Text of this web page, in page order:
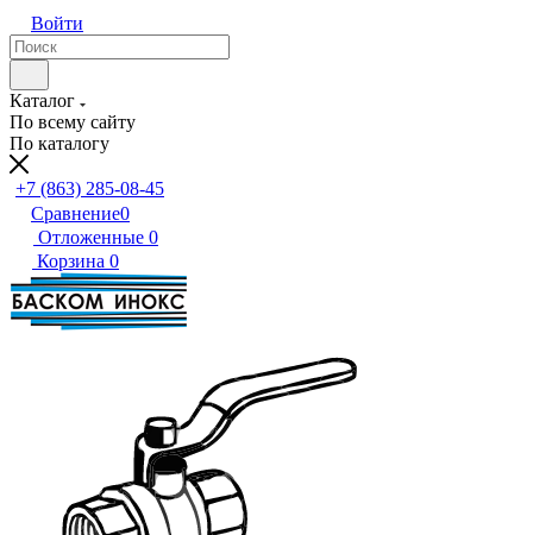
Войти
Каталог
По всему сайту
По каталогу
+7 (863) 285-08-45
Сравнение0
Отложенные 0
Корзина 0